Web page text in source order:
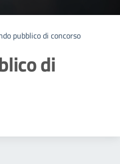
pubblico di concorso
di